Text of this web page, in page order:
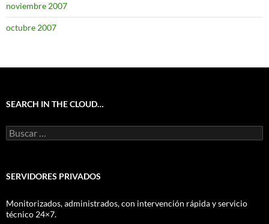
noviembre 2007
octubre 2007
SEARCH IN THE CLOUD…
Buscar:
SERVIDORES PRIVADOS
Monitorizados, administrados, con intervención rápida y servicio
técnico 24×7.